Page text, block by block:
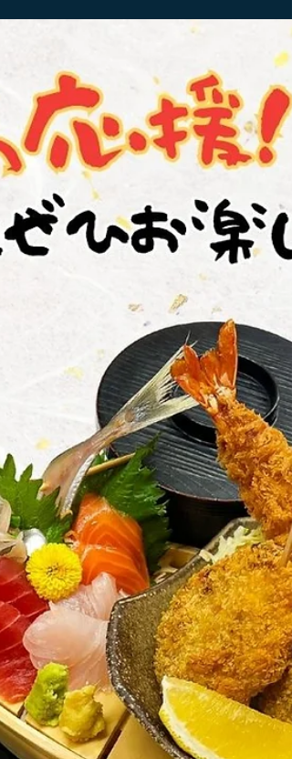
売開始！
の 3種類をご用意しております。 それぞれ異なる
味わいをお楽しみいただけます✨ 海鮮丼や定食、
浜焼きなど豊富なメニューもご用意しております
🔥 沼津港へお越しの際はぜひ千本一＆かもめ丸へ
お立ち寄りください🌊